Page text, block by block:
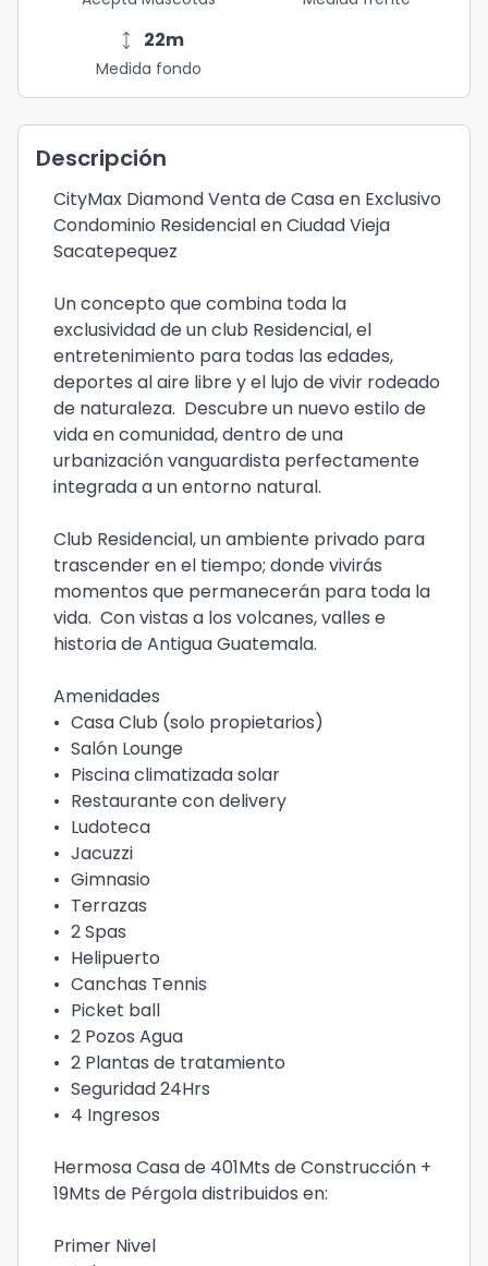
height 22m
Medida fondo
Descripción
CityMax Diamond Venta de Casa en Exclusivo
Condominio Residencial en Ciudad Vieja
Sacatepequez
Un concepto que combina toda la
exclusividad de un club Residencial, el
entretenimiento para todas las edades,
deportes al aire libre y el lujo de vivir rodeado
de naturaleza. Descubre un nuevo estilo de
vida en comunidad, dentro de una
urbanización vanguardista perfectamente
integrada a un entorno natural.
Club Residencial, un ambiente privado para
trascender en el tiempo; donde vivirás
momentos que permanecerán para toda la
vida. Con vistas a los volcanes, valles e
historia de Antigua Guatemala.
Amenidades
• Casa Club (solo propietarios)
• Salón Lounge
• Piscina climatizada solar
• Restaurante con delivery
• Ludoteca
• Jacuzzi
• Gimnasio
• Terrazas
• 2 Spas
• Helipuerto
• Canchas Tennis
• Picket ball
• 2 Pozos Agua
• 2 Plantas de tratamiento
• Seguridad 24Hrs
• 4 Ingresos
Hermosa Casa de 401Mts de Construcción +
19Mts de Pérgola distribuidos en:
Primer Nivel